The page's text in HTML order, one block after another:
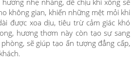
không gian, khiến những mệt mỏi khi
được xoa dịu, tiêu trừ cảm giác khó
hương thơm này còn tạo sự sang
sẽ giúp tạo ấn tượng đẳng cấp,